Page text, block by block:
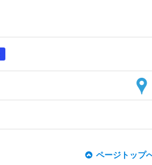
ページトップ